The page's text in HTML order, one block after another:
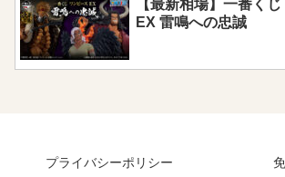
【最新相場】一番く
EX 雷鳴への忠誠
プライバシーポリシー